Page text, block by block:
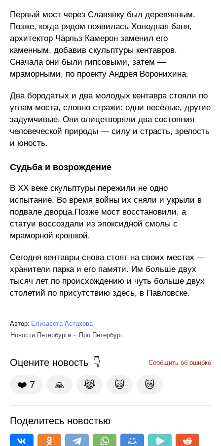
Первый мост через Славянку был деревянным.
Позже, когда рядом появилась Холодная баня,
архитектор Чарльз Камерон заменил его
каменным, добавив скульптуры кентавров.
Сначала они были гипсовыми, затем —
мраморными, по проекту Андрея Воронихина.
Два бородатых и два молодых кентавра стояли по
углам моста, словно стражи: одни весёлые, другие
задумчивые. Они олицетворяли два состояния
человеческой природы — силу и страсть, зрелость
и юность.
Судьба и возрождение
В XX веке скульптуры пережили не одно
испытание. Во время войны их сняли и укрыли в
подвале дворца.Позже мост восстановили, а
статуи воссоздали из эпоксидной смолы с
мраморной крошкой.
Сегодня кентавры снова стоят на своих местах —
хранители парка и его памяти. Им больше двух
тысяч лет по происхождению и чуть больше двух
столетий по присутствию здесь, в Павловске.
Автор: Елизавета Астахова
Новости Петербурга
Про Петербург
Оцените новость Сообщить об ошибке
❤️ 7 🙏 😹 🙀 😿
Поделитесь новостью